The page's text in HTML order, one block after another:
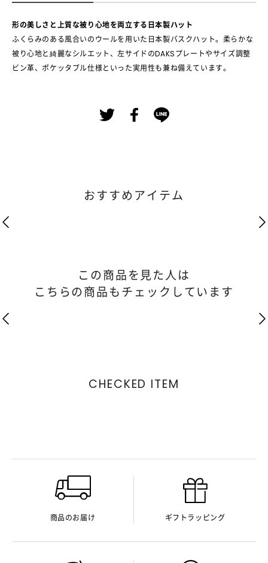
形の美しさと上質な被り心地を両立する日本製ハット
ふくらみのある風合いのウールを用いた日本製バスクハット。柔らかな
被り心地と綺麗なシルエット、左サイドのDAKSプレートやサイズ調整
ビン革、ポケッタブル仕様といった実用性も兼ね備えています。
おすすめアイテム
この商品を見た人は
こちらの商品もチェックしています
CHECKED ITEM
商品のお届け ギフトラッピング